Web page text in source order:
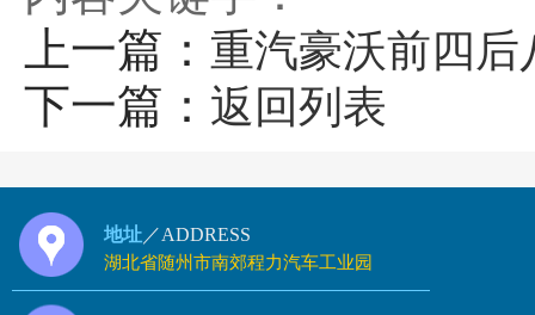
上一篇： 重汽豪沃前四
下一篇： 返回列表
地址 ／ADDRESS
湖北省随州市南郊程力汽车工业园